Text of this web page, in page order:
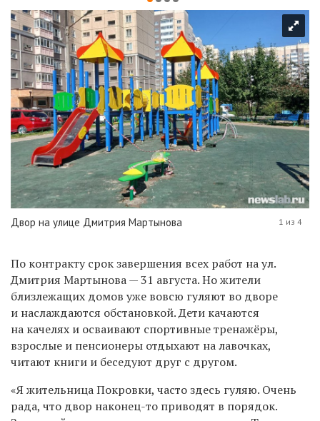
Двор на улице Дмитрия Мартынова 1 из 4
По контракту срок завершения всех работ на ул.
Дмитрия Мартынова — 31 августа. Но жители
близлежащих домов уже вовсю гуляют во дворе
и наслаждаются обстановкой. Дети качаются
на качелях и осваивают спортивные тренажёры,
взрослые и пенсионеры отдыхают на лавочках,
читают книги и беседуют друг с другом.
«Я жительница Покровки, часто здесь гуляю. Очень
рада, что двор наконец-то приводят в порядок.